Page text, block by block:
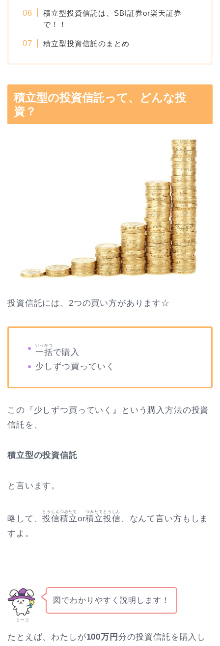
積立型投資信託は、SBI証券or楽天証券
で！！
積立型投資信託のまとめ
積立型の投資信託って、どんな投
資？
投資信託には、2つの買い方があります☆
一括
いっかつ
で購入
少しずつ買っていく
この『少しずつ買っていく』という購入方法の投資
信託を、
積立型の投資信託
と言います。
略して、投信積立
とうしんつみたて
or積立投信
つみたてとうしん
、なんて言い方もしま
すよ。
ミーコ
図でわかりやすく説明します！
たとえば、わたしが100万円 分の投資信託を購入し